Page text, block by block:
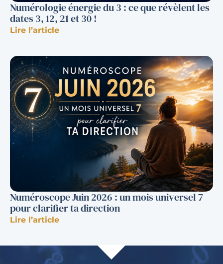
Numérologie énergie du 3 : ce que révèlent les
dates 3, 12, 21 et 30 !
Lire l’article
Numéroscope Juin 2026 : un mois universel 7
pour clarifier ta direction
Lire l’article